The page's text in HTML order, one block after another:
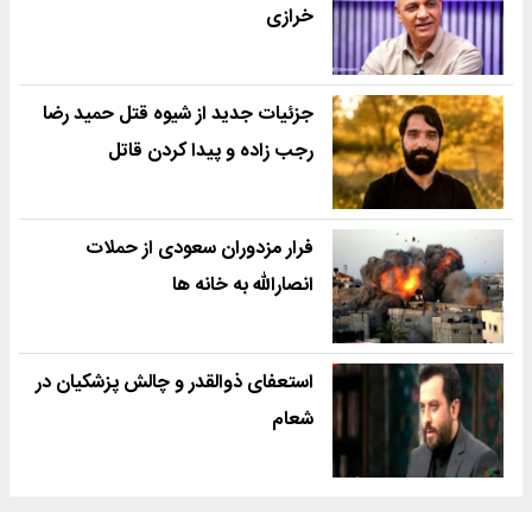
خرازی
جزئیات جدید از شیوه قتل حمید رضا
رجب زاده و پیدا کردن قاتل
فرار مزدوران سعودی از حملات
انصارالله به خانه ها
استعفای ذوالقدر و چالش پزشکیان در
شعام